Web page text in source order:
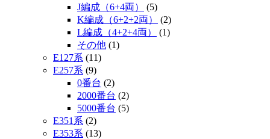
J編成（6+4両）
(5)
K編成（6+2+2両）
(2)
L編成（4+2+4両）
(1)
その他 (1)
E127系 (11)
E257系 (9)
0番台 (2)
2000番台 (2)
5000番台 (5)
E351系 (2)
E353系 (13)